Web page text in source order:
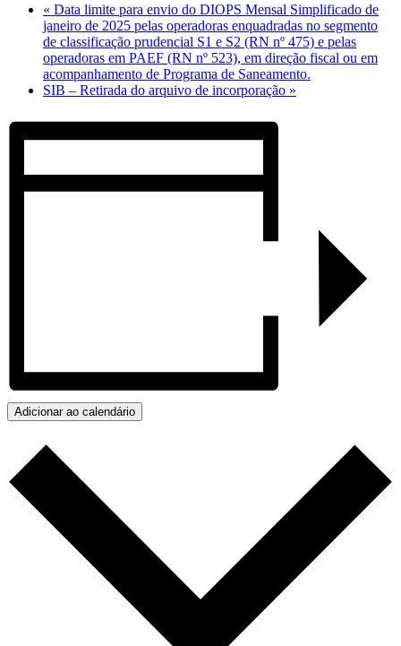
« Data limite para envio do DIOPS Mensal Simplificado de
janeiro de 2025 pelas operadoras enquadradas no segmento
de classificação prudencial S1 e S2 (RN nº 475) e pelas
operadoras em PAEF (RN nº 523), em direção fiscal ou em
acompanhamento de Programa de Saneamento.
SIB – Retirada do arquivo de incorporação »
Adicionar ao calendário